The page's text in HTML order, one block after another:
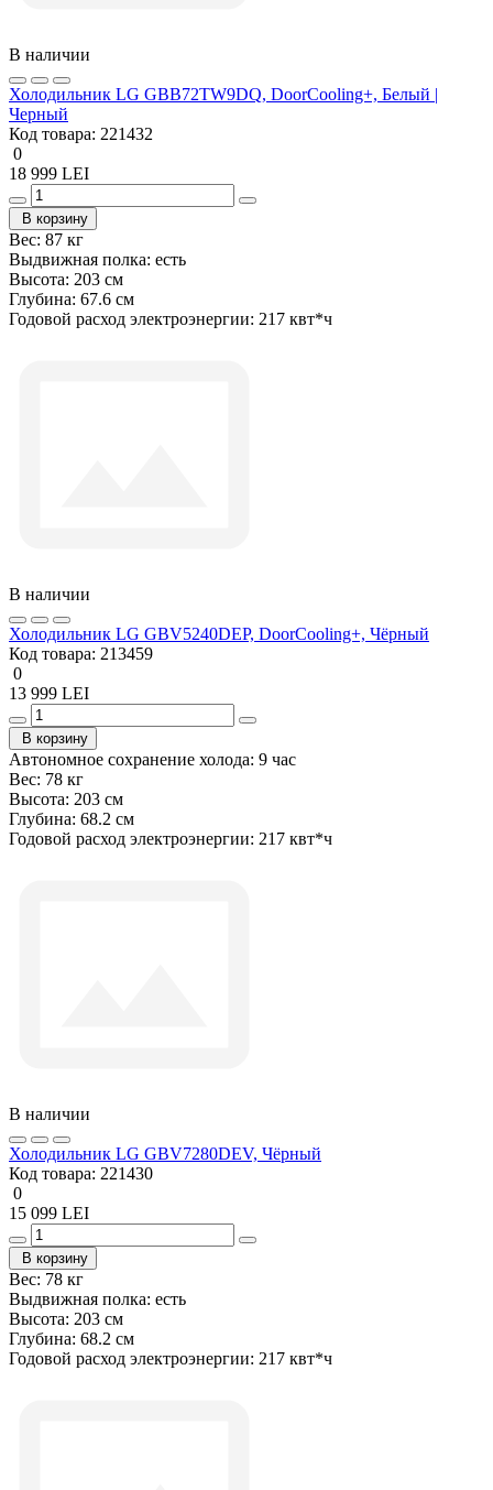
В наличии
Холодильник LG GBB72TW9DQ, DoorCooling+, Белый |
Черный
Код товара: 221432
0
18 999 LEI
В корзину
Вес: 87 кг
Выдвижная полка: есть
Высота: 203 см
Глубина: 67.6 см
Годовой расход электроэнергии: 217 квт*ч
В наличии
Холодильник LG GBV5240DEP, DoorCooling+, Чёрный
Код товара: 213459
0
13 999 LEI
В корзину
Автономное сохранение холода: 9 чac
Вес: 78 кг
Высота: 203 см
Глубина: 68.2 см
Годовой расход электроэнергии: 217 квт*ч
В наличии
Холодильник LG GBV7280DEV, Чёрный
Код товара: 221430
0
15 099 LEI
В корзину
Вес: 78 кг
Выдвижная полка: есть
Высота: 203 см
Глубина: 68.2 см
Годовой расход электроэнергии: 217 квт*ч